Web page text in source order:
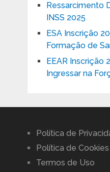
Ressarcimento
INSS 2025
ESA Inscrição
Formação de
EEAR Inscrição
Ingressar na
Política de
Política de Cookies
Termos de Uso